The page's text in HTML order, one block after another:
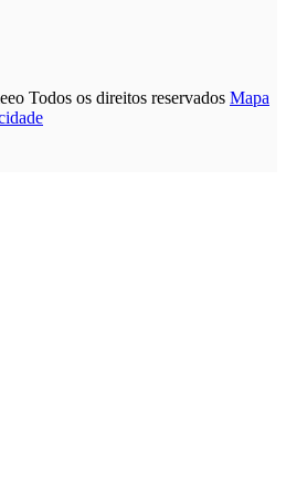
Todos os direitos reservados Mapa